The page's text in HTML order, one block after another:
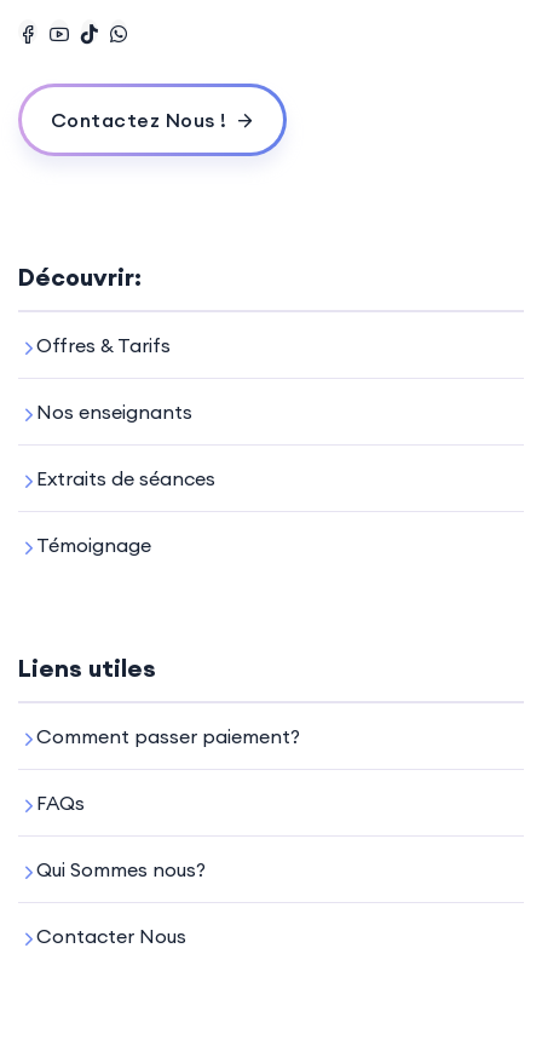
Contactez Nous !
Découvrir:
Offres & Tarifs
Nos enseignants
Extraits de séances
Témoignage
Liens utiles
Comment passer paiement?
FAQs
Qui Sommes nous?
Contacter Nous